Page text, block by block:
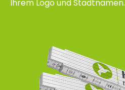
Ihrem Logo und Stadtnamen.